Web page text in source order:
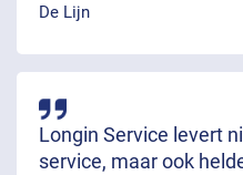
De Lijn
Longin Service levert
service, maar ook